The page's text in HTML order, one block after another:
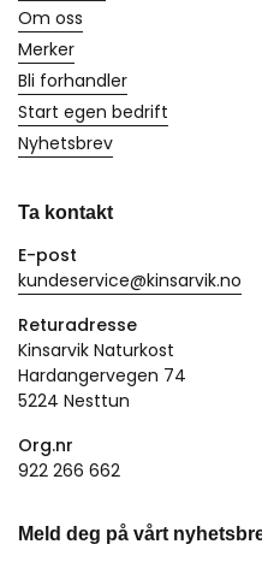
Om oss
Merker
Bli forhandler
Start egen bedrift
Nyhetsbrev
Ta kontakt
E-post
kundeservice@kinsarvik.no
Returadresse
Kinsarvik Naturkost
Hardangervegen 74
5224 Nesttun
Org.nr
922 266 662
Meld deg på vårt